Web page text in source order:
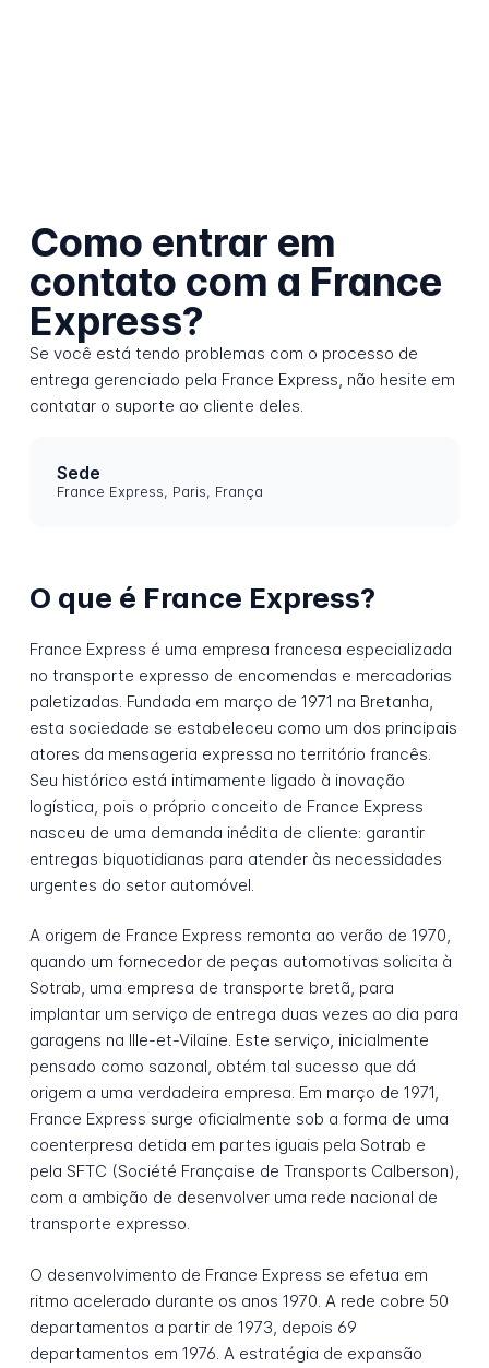
Como entrar em
contato com a France
Express?
Se você está tendo problemas com o processo de
entrega gerenciado pela France Express, não hesite em
contatar o suporte ao cliente deles.
Sede
France Express, Paris, França
O que é France Express?
France Express é uma empresa francesa especializada
no transporte expresso de encomendas e mercadorias
paletizadas. Fundada em março de 1971 na Bretanha,
esta sociedade se estabeleceu como um dos principais
atores da mensageria expressa no território francês.
Seu histórico está intimamente ligado à inovação
logística, pois o próprio conceito de France Express
nasceu de uma demanda inédita de cliente: garantir
entregas biquotidianas para atender às necessidades
urgentes do setor automóvel.
A origem de France Express remonta ao verão de 1970,
quando um fornecedor de peças automotivas solicita à
Sotrab, uma empresa de transporte bretã, para
implantar um serviço de entrega duas vezes ao dia para
garagens na Ille-et-Vilaine. Este serviço, inicialmente
pensado como sazonal, obtém tal sucesso que dá
origem a uma verdadeira empresa. Em março de 1971,
France Express surge oficialmente sob a forma de uma
coenterpresa detida em partes iguais pela Sotrab e
pela SFTC (Société Française de Transports Calberson),
com a ambição de desenvolver uma rede nacional de
transporte expresso.
O desenvolvimento de France Express se efetua em
ritmo acelerado durante os anos 1970. A rede cobre 50
departamentos a partir de 1973, depois 69
departamentos em 1976. A estratégia de expansão